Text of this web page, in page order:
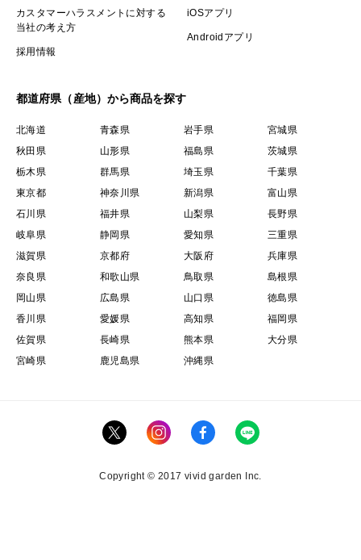
カスタマーハラスメントに対する
当社の考え方
採用情報
iOSアプリ
Androidアプリ
都道府県（産地）から商品を探す
北海道 青森県 岩手県
宮城県
秋田県
山形県 福島県
茨城県
栃木県
群馬県 埼玉県
千葉県
東京都
神奈川県 新潟県
富山県
石川県
福井県 山梨県
長野県
岐阜県
静岡県 愛知県
三重県
滋賀県
京都府 大阪府
兵庫県
奈良県
和歌山県 鳥取県
島根県
岡山県
広島県 山口県
徳島県
香川県
愛媛県 高知県
福岡県
佐賀県
長崎県 熊本県
大分県
宮崎県
鹿児島県 沖縄県
Copyright © 2017 vivid garden Inc.